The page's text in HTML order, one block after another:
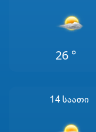
26 °
14 Საათი